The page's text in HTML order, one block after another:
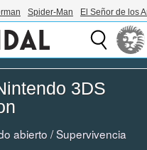
Spider-Man El Señor de los
3DS
abierto /Supervivencia